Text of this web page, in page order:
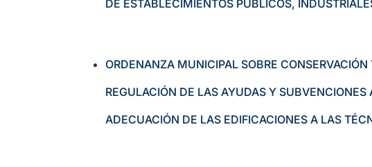
DE ESTABLECIMIENTOS PÚBLICOS,
ORDENANZA MUNICIPAL SOBRE
REGULACIÓN DE LAS AYUDAS Y
ADECUACIÓN DE LAS EDIFICACIONES A LAS